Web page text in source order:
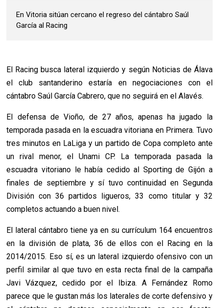
En Vitoria sitúan cercano el regreso del cántabro Saúl
García al Racing
El Racing busca lateral izquierdo y según Noticias de Álava
el club santanderino estaría en negociaciones con el
cántabro Saúl García Cabrero, que no seguirá en el Alavés.
El defensa de Vioño, de 27 años, apenas ha jugado la
temporada pasada en la escuadra vitoriana en Primera. Tuvo
tres minutos en LaLiga y un partido de Copa completo ante
un rival menor, el Unami CP. La temporada pasada la
escuadra vitoriano le había cedido al Sporting de Gijón a
finales de septiembre y sí tuvo continuidad en Segunda
División con 36 partidos ligueros, 33 como titular y 32
completos actuando a buen nivel.
El lateral cántabro tiene ya en su currículum 164 encuentros
en la división de plata, 36 de ellos con el Racing en la
2014/2015. Eso sí, es un lateral izquierdo ofensivo con un
perfil similar al que tuvo en esta recta final de la campaña
Javi Vázquez, cedido por el Ibiza. A Fernández Romo
parece que le gustan más los laterales de corte defensivo y